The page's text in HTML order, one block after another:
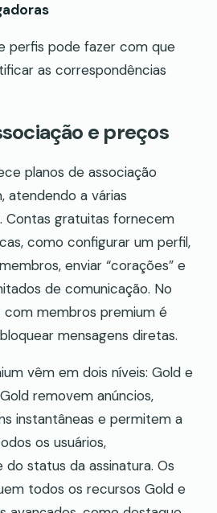
perfis pode fazer com que
as correspondências
e preços
planos de associação
atendendo a várias
Contas gratuitas fornecem
como configurar um perfil,
enviar “corações” e
de comunicação. No
membros premium é
mensagens diretas.
vêm em dois níveis: Gold e
removem anúncios,
instantâneas e permitem a
os usuários,
status da assinatura. Os
todos os recursos Gold e